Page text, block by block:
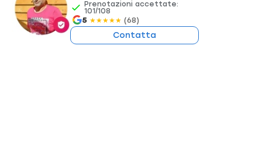
Prenotazioni accettate:
101/108
5 ★★★★★ (68)
Contatta